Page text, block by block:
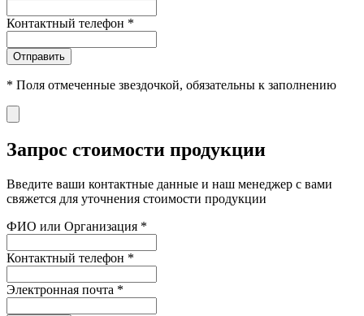
Контактный телефон *
Отправить
* Поля отмеченные звездочкой, обязательны к заполнению
Запрос стоимости продукции
Введите ваши контактные данные и наш менеджер с вами
свяжется для уточнения стоимости продукции
ФИО или Организация *
Контактный телефон *
Электронная почта *